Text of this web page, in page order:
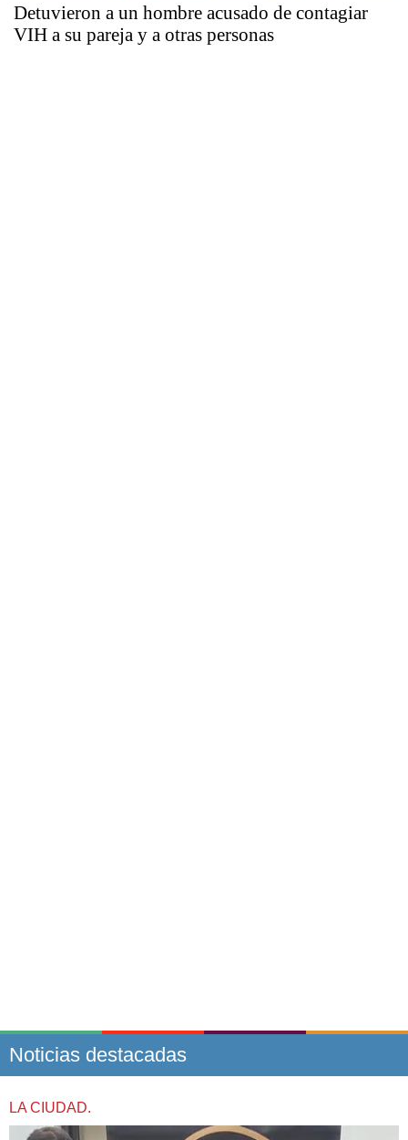
Detuvieron a un hombre acusado de contagiar
VIH a su pareja y a otras personas
Noticias destacadas
LA CIUDAD.